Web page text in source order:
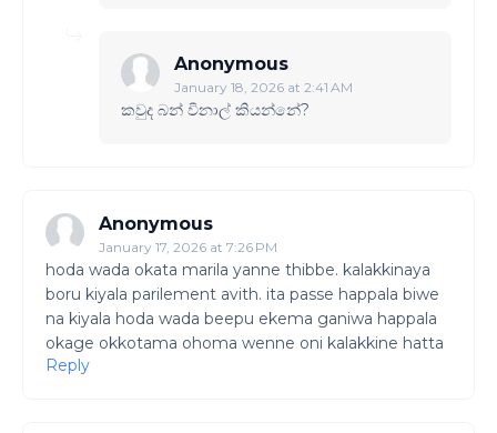
Anonymous
January 18, 2026 at 2:41 AM
කවුද බන් විනාල් කියන්නේ?
Anonymous
January 17, 2026 at 7:26 PM
hoda wada okata marila yanne thibbe. kalakkinaya
boru kiyala parilement avith. ita passe happala biwe
na kiyala hoda wada beepu ekema ganiwa happala
okage okkotama ohoma wenne oni kalakkine hatta
Reply